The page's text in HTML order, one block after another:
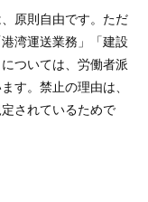
原則自由です。ただ
湾運送業務」「建設
ついては、労働者派
す。禁止の理由は、
されているためで